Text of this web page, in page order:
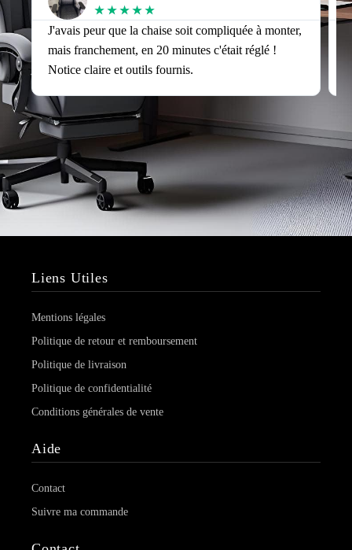
★ ★ ★ ★ ★
J'avais peur que la chaise soit compliquée à monter,
mais franchement, en 20 minutes c'était réglé !
Notice claire et outils fournis.
Liens Utiles
Mentions légales
Politique de retour et remboursement
Politique de livraison
Politique de confidentialité
Conditions générales de vente
Aide
Contact
Suivre ma commande